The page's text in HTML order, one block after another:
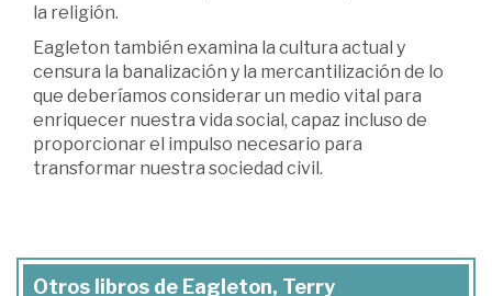
la religión.
Eagleton también examina la cultura actual y
censura la banalización y la mercantilización de lo
que deberíamos considerar un medio vital para
enriquecer nuestra vida social, capaz incluso de
proporcionar el impulso necesario para
transformar nuestra sociedad civil.
Otros libros de Eagleton, Terry